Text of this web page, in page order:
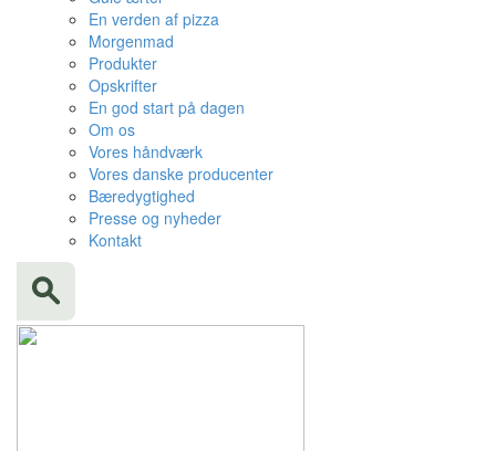
En verden af pizza
Morgenmad
Produkter
Opskrifter
En god start på dagen
Om os
Vores håndværk
Vores danske producenter
Bæredygtighed
Presse og nyheder
Kontakt